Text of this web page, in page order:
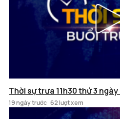
Thời sự trưa 11h30 thứ 3
19 ngày trước 62 lượt xem